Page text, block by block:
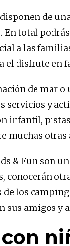
de
En total
a las
el disfrute en
de mar o
servicios y
infantil,
muchas
& Fun son
conocerán
los
sus amigos y